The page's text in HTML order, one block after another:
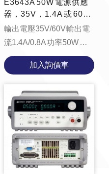
E3643A 50W 電源供應
器，35V，1.4A 或 60
V，0.8A
輸出電壓35V/60V 輸出電
流1.4A/0.8A 功率50W
function
loadYouTubeVideo() {
const videoContainer =
document.getElement...
加入詢價車